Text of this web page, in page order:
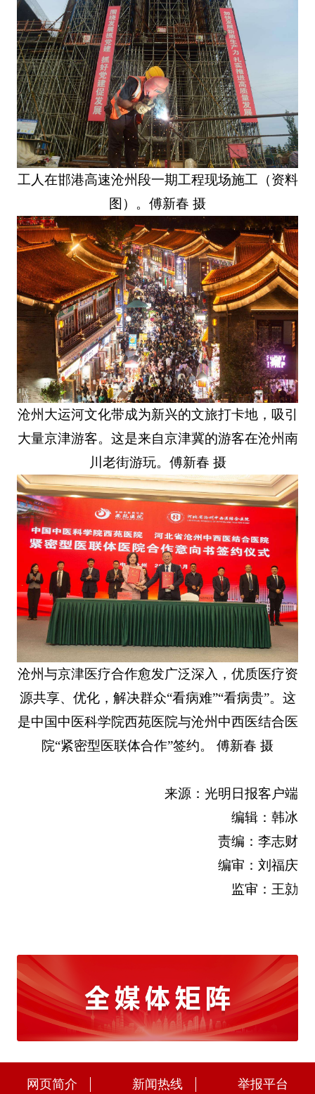
工人在邯港高速沧州段一期工程现场施工（资料
图）。傅新春 摄
沧州大运河文化带成为新兴的文旅打卡地，吸引
大量京津游客。这是来自京津冀的游客在沧州南
川老街游玩。傅新春 摄
沧州与京津医疗合作愈发广泛深入，优质医疗资
源共享、优化，解决群众“看病难”“看病贵”。这
是中国中医科学院西苑医院与沧州中西医结合医
院“紧密型医联体合作”签约。 傅新春 摄
来源：光明日报客户端
编辑：韩冰
责编：李志财
编审：刘福庆
监审：王勍
网页简介 新闻热线 举报平台